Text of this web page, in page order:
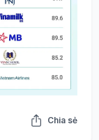
Chia sẻ